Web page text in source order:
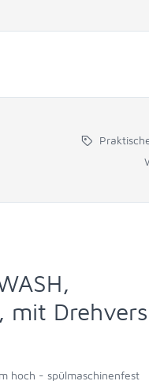
mit
hoch - spülmaschinenfest